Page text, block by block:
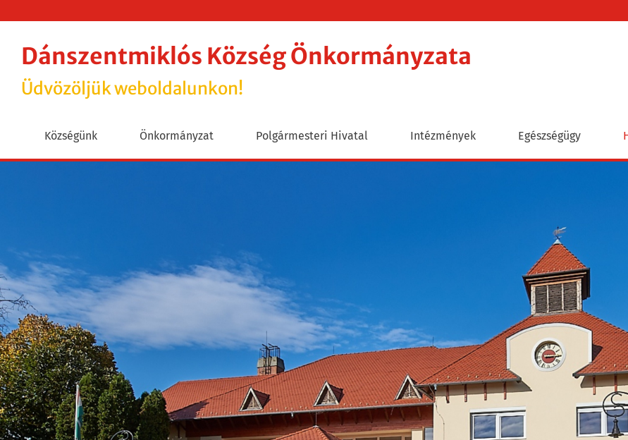
Dánszentmiklós Község Önkormányzata
Üdvözöljük weboldalunkon!
Községünk Önkormányzat Polgármesteri Hivatal Intézmények Egészségügy